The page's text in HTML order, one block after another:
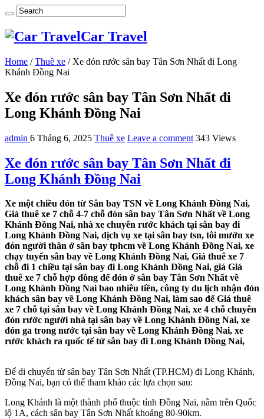
Car Travel
Home / Thuê xe / Xe đón rước sân bay Tân Sơn Nhất đi Long
Khánh Đồng Nai
Xe đón rước sân bay Tân Sơn Nhất đi
Long Khánh Đồng Nai
admin 6 Tháng 6, 2025 Thuê xe Leave a comment 343 Views
Xe đón rước sân bay Tân Sơn Nhất đi
Long Khánh Đồng Nai
Xe một chiều đón từ Sân bay TSN về Long Khánh Đồng Nai,
Giá thuê xe 7 chỗ 4-7 chỗ đón sân bay Tân Sơn Nhất về Long
Khánh Đồng Nai, nhà xe chuyên rước khách tại sân bay đi
Long Khánh Đồng Nai, dịch vụ xe tại sân bay tsn, tôi mướn xe
đón người thân ở sân bay tphcm về Long Khánh Đồng Nai, xe
chạy tuyến sân bay về Long Khánh Đồng Nai, Giá thuê xe 7
chỗ đi 1 chiều tại sân bay đi Long Khánh Đồng Nai, giá Giá
thuê xe 7 chỗ hợp đồng để đón ở sân bay Tân Sơn Nhất về
Long Khánh Đồng Nai bao nhiêu tiền, công ty du lịch nhận đón
khách sân bay về Long Khánh Đồng Nai, làm sao để Giá thuê
xe 7 chỗ tại sân bay về Long Khánh Đồng Nai, xe 4 chỗ chuyên
đón rước người nhà tại sân bay về Long Khánh Đồng Nai, xe
đón ga trong nước tại sân bay về Long Khánh Đồng Nai, xe
rước khách ra quốc tế từ sân bay đi Long Khánh Đồng Nai,
Để di chuyển từ sân bay Tân Sơn Nhất (TP.HCM) đi Long Khánh,
Đồng Nai, bạn có thể tham khảo các lựa chọn sau:
Long Khánh là một thành phố thuộc tỉnh Đồng Nai, nằm trên Quốc
lộ 1A, cách sân bay Tân Sơn Nhất khoảng 80-90km.